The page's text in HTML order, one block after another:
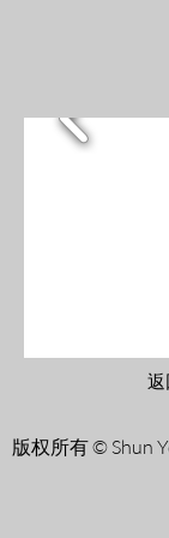
版权所有 © Shun